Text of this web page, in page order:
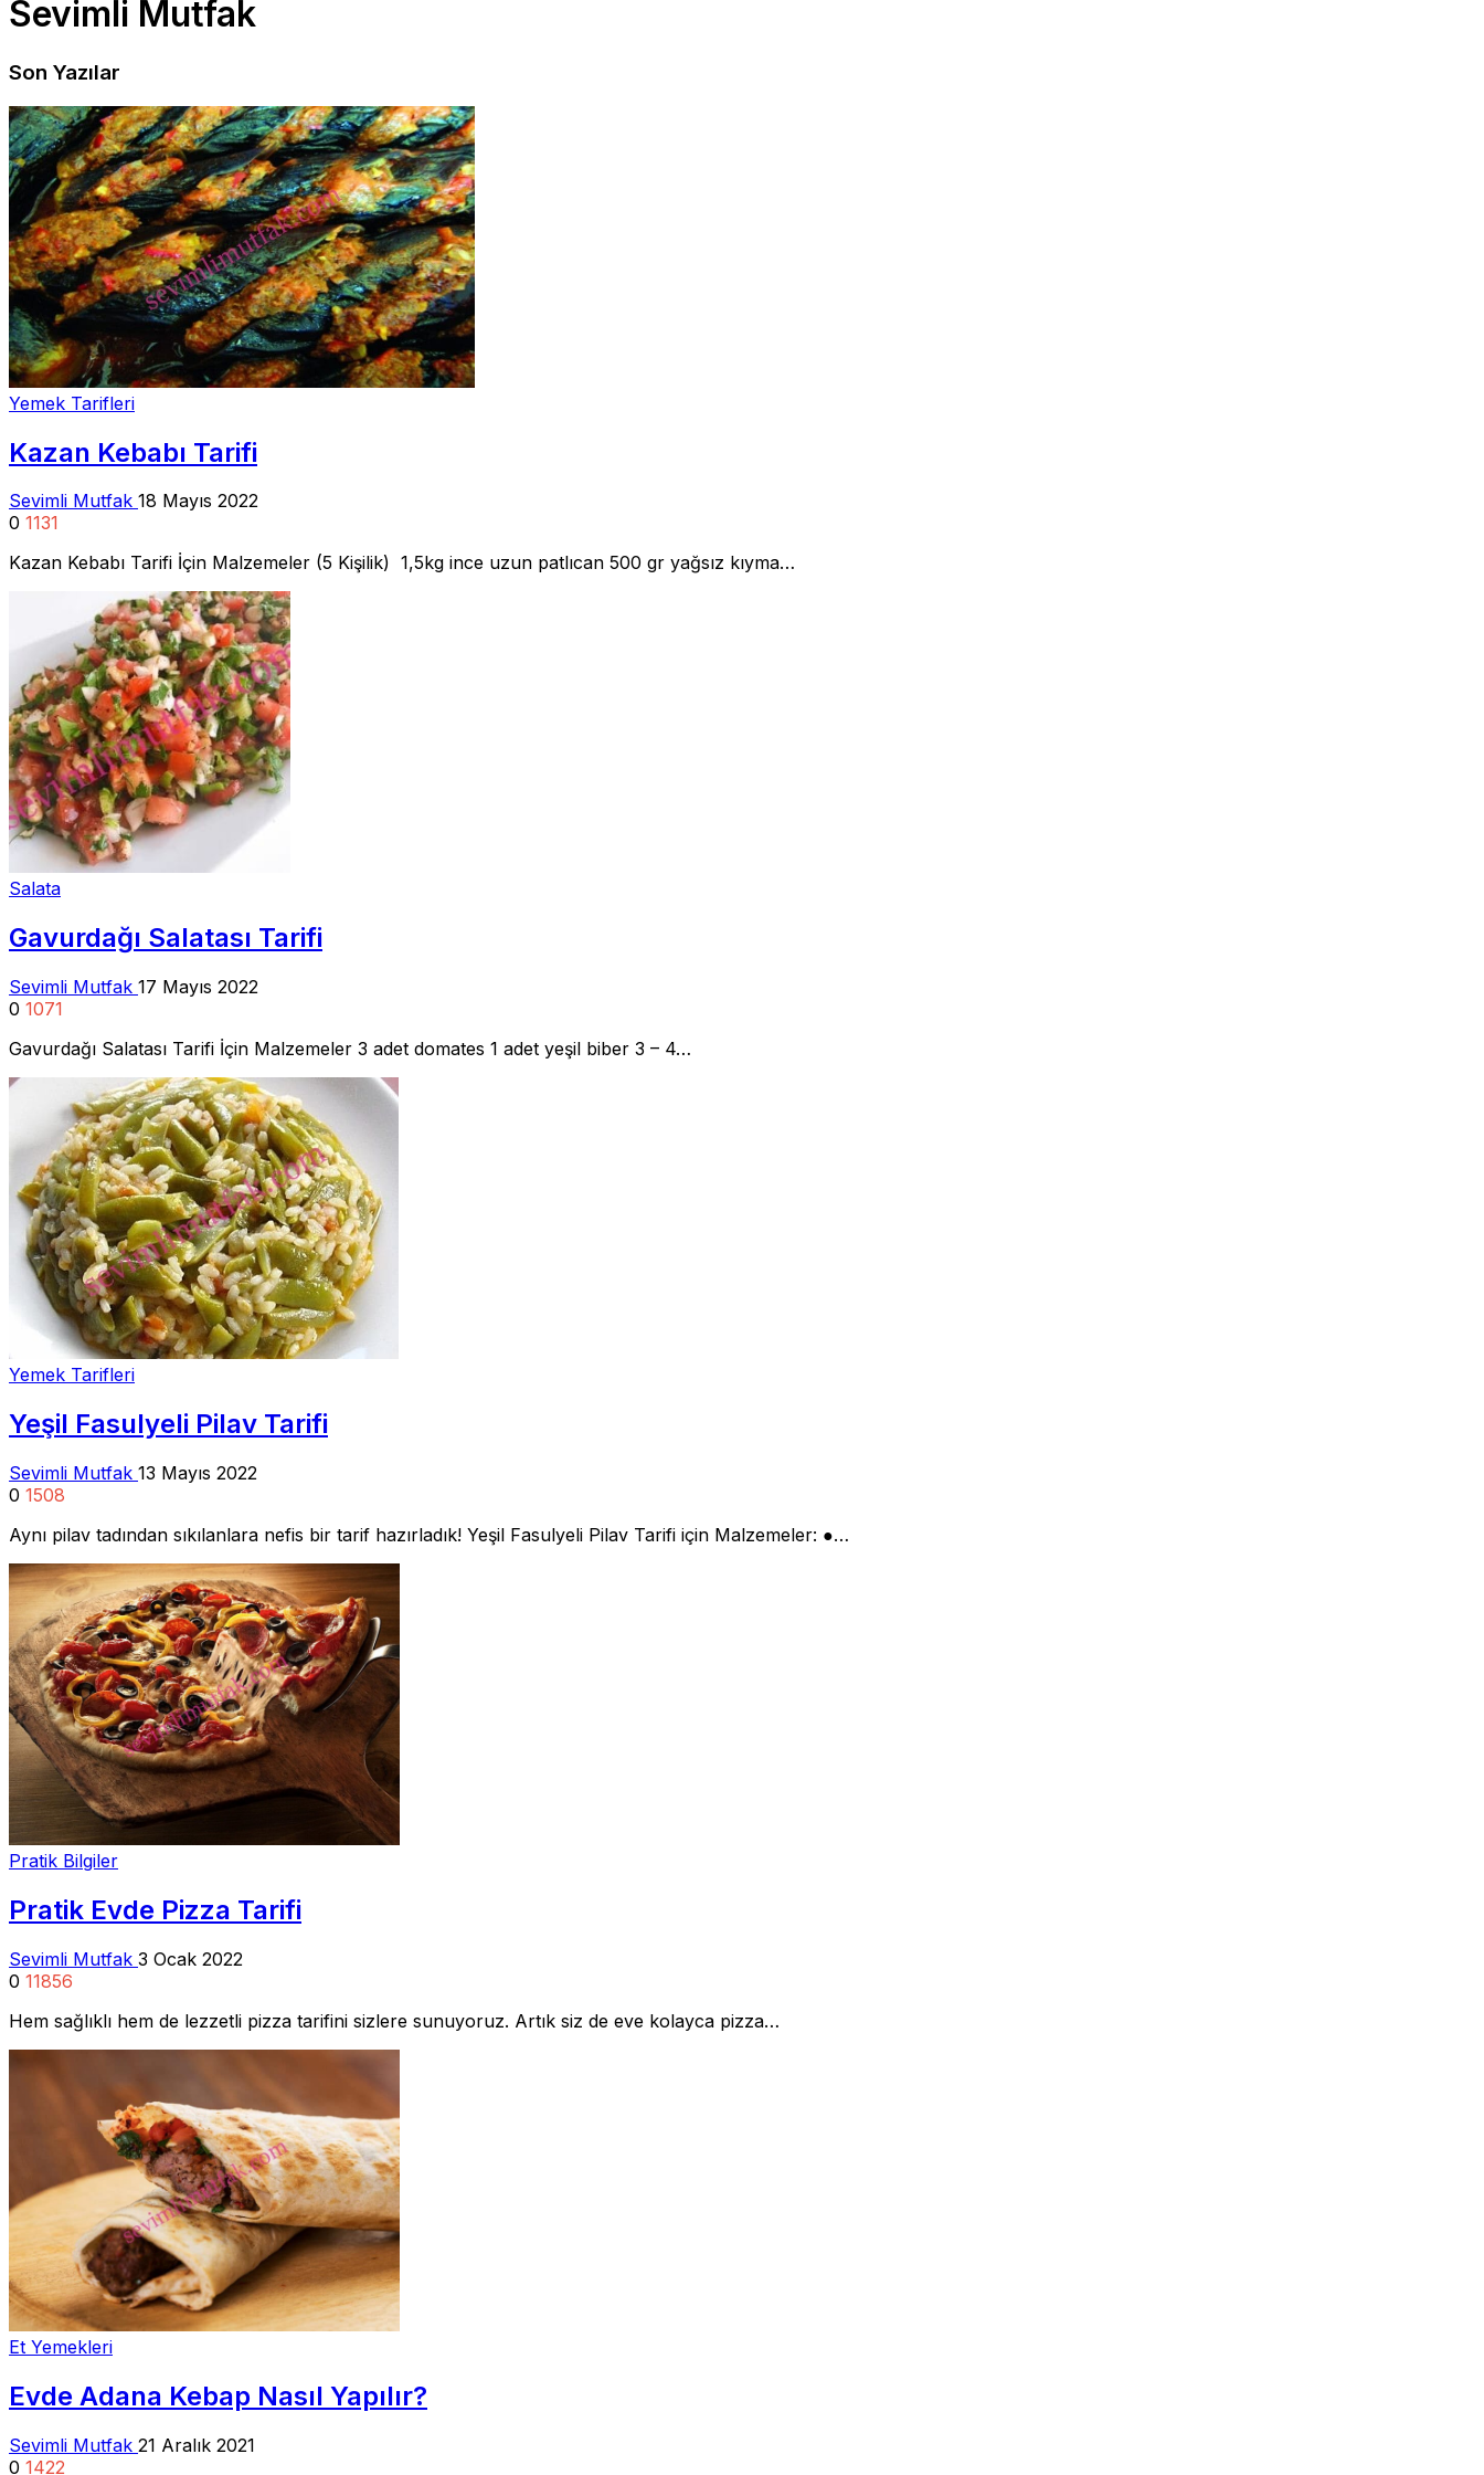
Sevimli Mutfak
Son Yazılar
Yemek Tarifleri
Kazan Kebabı Tarifi
Sevimli Mutfak 18 Mayıs 2022
0 1131
Kazan Kebabı Tarifi İçin Malzemeler (5 Kişilik) 1,5kg ince uzun patlıcan 500 gr yağsız kıyma…
Salata
Gavurdağı Salatası Tarifi
Sevimli Mutfak 17 Mayıs 2022
0 1071
Gavurdağı Salatası Tarifi İçin Malzemeler 3 adet domates 1 adet yeşil biber 3 – 4…
Yemek Tarifleri
Yeşil Fasulyeli Pilav Tarifi
Sevimli Mutfak 13 Mayıs 2022
0 1508
Aynı pilav tadından sıkılanlara nefis bir tarif hazırladık! Yeşil Fasulyeli Pilav Tarifi için Malzemeler: ●…
Pratik Bilgiler
Pratik Evde Pizza Tarifi
Sevimli Mutfak 3 Ocak 2022
0 11856
Hem sağlıklı hem de lezzetli pizza tarifini sizlere sunuyoruz. Artık siz de eve kolayca pizza…
Et Yemekleri
Evde Adana Kebap Nasıl Yapılır?
Sevimli Mutfak 21 Aralık 2021
0 1422